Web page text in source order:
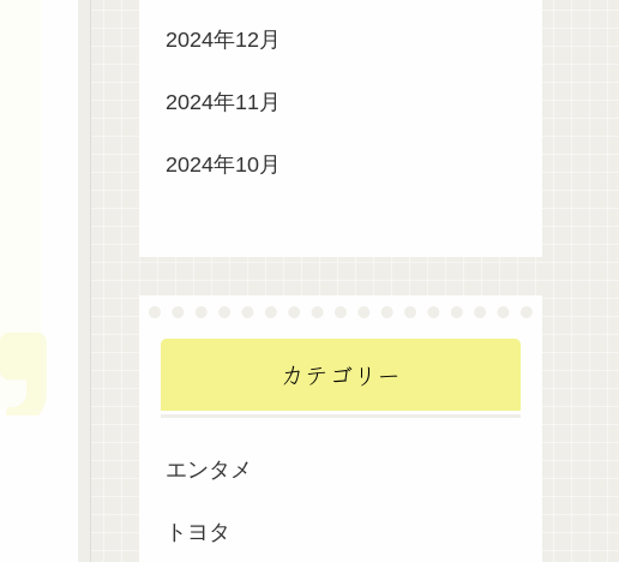
2024年12月
2024年11月
2024年10月
カテゴリー
エンタメ
トヨタ